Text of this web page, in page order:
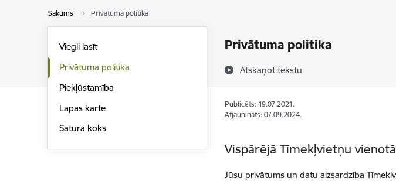
Sākums Privātuma politika
Privātuma politika
Atskaņot tekstu
Viegli lasīt
Privātuma politika
Piekļūstamība
Lapas karte
Satura koks
Publicēts: 19.07.2021.
Atjaunināts: 07.09.2024.
Vispārējā Tīmekļvietņu
Jūsu privātums un datu aizsardzība